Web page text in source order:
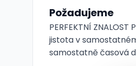
Požadujeme
PERFEKTNÍ
jistota v
samostatně časová